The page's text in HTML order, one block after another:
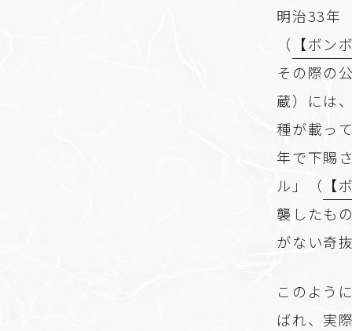
明治33年
（ 【ボ
その際の
蔵）には
種が載っ
年で下賜
ル」（ 【
襲したも
がない奇
このよう
ばれ、実